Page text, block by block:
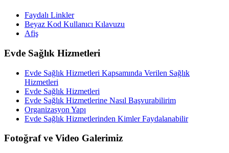
Faydalı Linkler
Beyaz Kod Kullanıcı Kılavuzu
Afiş
Evde Sağlık Hizmetleri
Evde Sağlık Hizmetleri Kapsamında Verilen Sağlık
Hizmetleri
Evde Sağlık Hizmetleri
Evde Sağlık Hizmetlerine Nasıl Başvurabilirim
Organizasyon Yapı
Evde Sağlık Hizmetlerinden Kimler Faydalanabilir
Fotoğraf ve Video Galerimiz